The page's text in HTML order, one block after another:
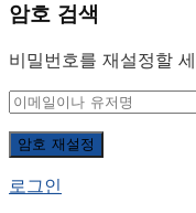
암호 검색
비밀번호를 재설정할
로그인